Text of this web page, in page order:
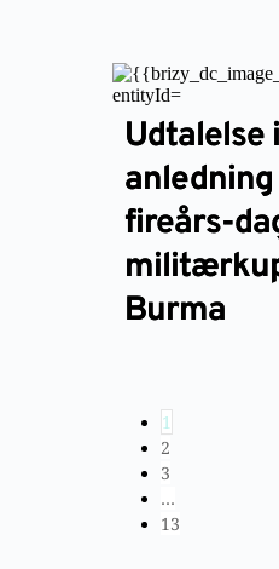
Udtalelse i
fireårs-
Burma
1
2
3
…
13